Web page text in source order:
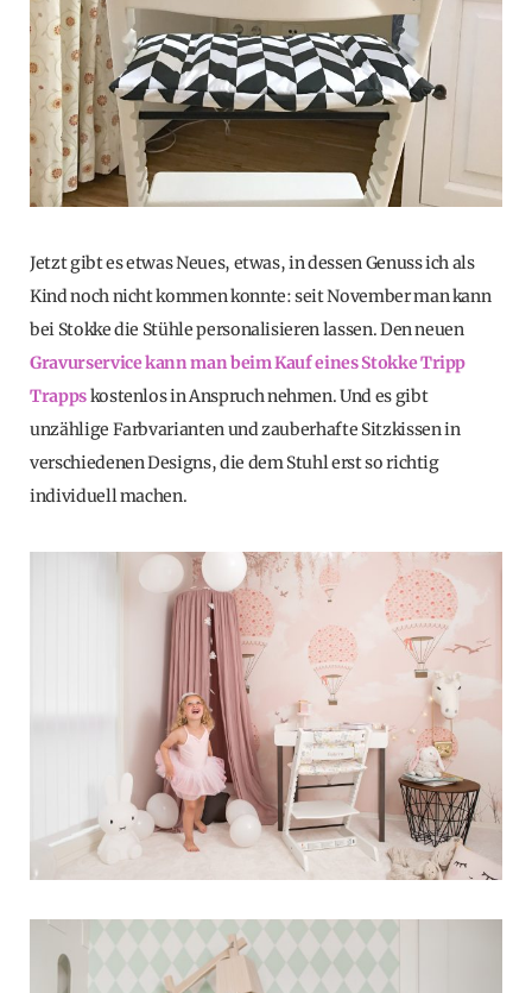
Jetzt gibt es etwas Neues, etwas, in dessen Genuss ich als
Kind noch nicht kommen konnte: seit November man kann
bei Stokke die Stühle personalisieren lassen. Den neuen
Gravurservice kann man beim Kauf eines Stokke Tripp
Trappskostenlos in Anspruch nehmen. Und es gibt
unzählige Farbvarianten und zauberhafte Sitzkissen in
verschiedenen Designs, die dem Stuhl erst so richtig
individuell machen.